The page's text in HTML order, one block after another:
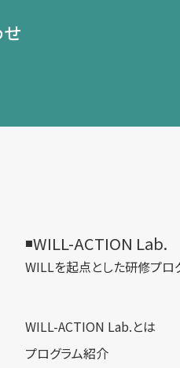
WILL-ACTION Lab.
WILLを​起点とした​研修プロ
WILL-ACTION Lab.とは
プログラム紹介